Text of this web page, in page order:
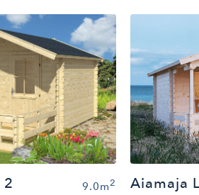
2
9.0m2
Aiamaja